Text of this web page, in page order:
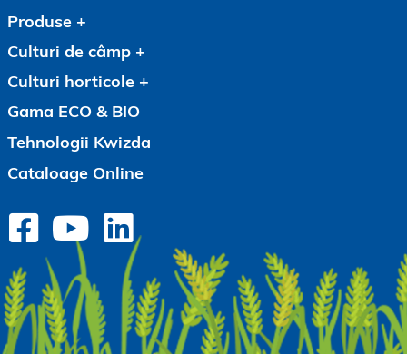
Produse
Culturi de câmp
Culturi horticole
Gama ECO & BIO
Tehnologii Kwizda
Cataloage Online